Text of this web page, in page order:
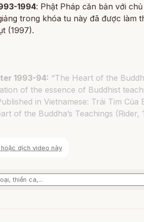
1994: Phật Pháp căn bản với
trong khóa tu này đã được làm
(1997).
1993-94: “The Heart of the
of the essence of Buddhist
in Vietnamese: Trái Tim Của
of the Buddha’s Teachings (Rider,
dịch video này